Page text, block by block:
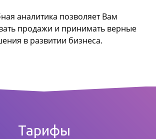
аналитика позволяет Вам
продажи и принимать верные
в развитии бизнеса.
Тарифы